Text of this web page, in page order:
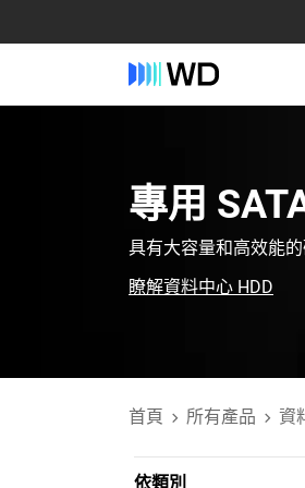
專用‎
具有大容量和高效能
瞭解資料中心 HDD
首頁 所有產品 資
依類別